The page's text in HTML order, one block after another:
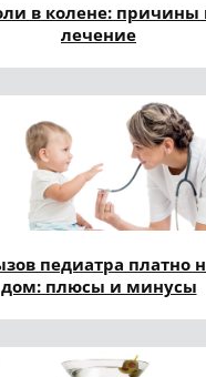
в колене: причины
лечение
педиатра платно
дом: плюсы и минусы